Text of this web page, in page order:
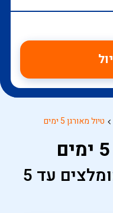
טיול מאורגן 5 ימים
טיולים מאורגנים מומלצים עד 5